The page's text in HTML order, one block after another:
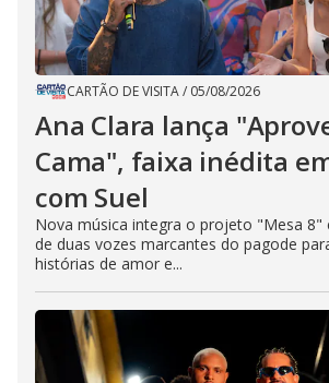
CARTÃO DE VISITA/ 05/08/2026
Ana Clara lança
Cama", faixa inédita
com Suel
Nova música integra o projeto "Mesa 8"
de duas vozes marcantes do pagode
histórias de amor e...